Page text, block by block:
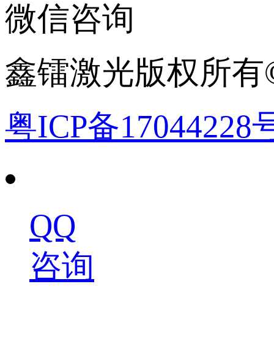
微信咨询
鑫镭激光版权所有
粤ICP备17044228
QQ
咨询